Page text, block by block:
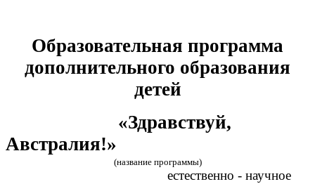
Образовательная программа
дополнительного образования
детей
«Здравствуй,
Австралия!»
(название программы)
естественно - научное